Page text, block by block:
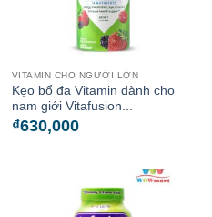
VITAMIN CHO NGƯỜI LỚN
Kẹo bổ đa Vitamin dành cho
nam giới Vitafusion...
₫630,000